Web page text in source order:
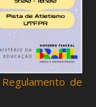
Regulamento de